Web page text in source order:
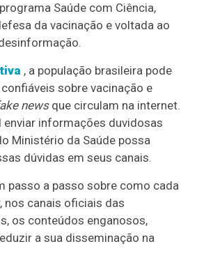
Saúde com Ciência,
da vacinação e voltada ao
, a população brasileira pode
sobre vacinação e
newsque circulam na internet.
enviar informações duvidosas
Ministério da Saúde possa
dúvidas em seus canais.
passo a passo sobre como cada
nos canais oficiais das
os conteúdos enganosos,
a sua disseminação na